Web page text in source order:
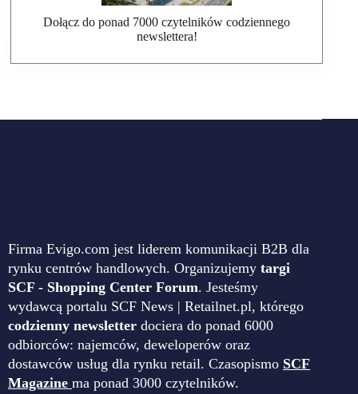
Dołącz do ponad 7000 czytelników codziennego
newslettera!
Firma Evigo.com jest liderem komunikacji B2B dla
rynku centrów handlowych. Organizujemy targi
SCF - Shopping Center Forum. Jesteśmy
wydawcą portalu SCF News | Retailnet.pl, którego
codzienny newsletter dociera do ponad 6000
odbiorców: najemców, deweloperów oraz
dostawców usług dla rynku retail. Czasopismo SCF
Magazine ma ponad 3000 czytelników.